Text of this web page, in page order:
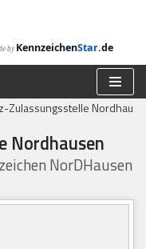
by KennzeichenStar.de
Zulassungsstelle
Nordhausen
NorDHausen